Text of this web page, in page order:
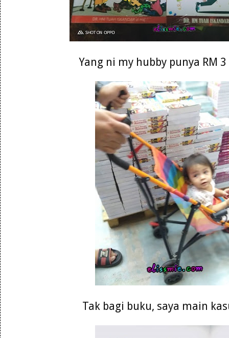
Yang ni my hubby punya RM
Tak bagi buku, saya main